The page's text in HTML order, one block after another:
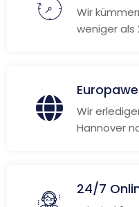
Wir
weniger als
Wir
Hannover
24/7